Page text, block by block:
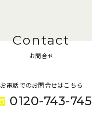
お問合せ
お電話でのお問合せはこちら
0120-743-745